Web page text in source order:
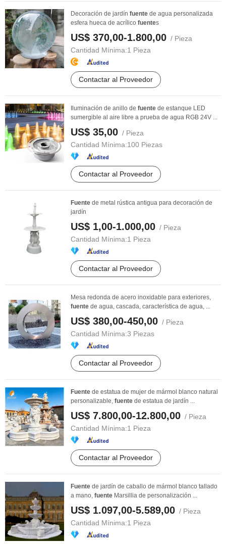
Decoración de jardín fuente de agua personalizada
esfera hueca de acrílico fuentes
US$ 370,00-1.800,00 / Pieza
Cantidad Mínima:1 Pieza
Contactar al Proveedor
Iluminación de anillo de fuente de estanque LED
sumergible al aire libre a prueba de agua RGB 24V ...
US$ 35,00 / Pieza
Cantidad Mínima:100 Piezas
Contactar al Proveedor
Fuente de metal rústica antigua para decoración de
jardín
US$ 1,00-1.000,00 / Pieza
Cantidad Mínima:1 Pieza
Contactar al Proveedor
Mesa redonda de acero inoxidable para exteriores,
fuente de agua, cascada, característica de agua, ...
US$ 380,00-450,00 / Pieza
Cantidad Mínima:3 Piezas
Contactar al Proveedor
Fuente de estatua de mujer de mármol blanco natural
personalizable, fuente de estatua de jardín ...
US$ 7.800,00-12.800,00 / Pieza
Cantidad Mínima:1 Pieza
Contactar al Proveedor
Fuente de jardín de caballo de mármol blanco tallado
a mano, fuente Marsillia de personalización ...
US$ 1.097,00-5.589,00 / Pieza
Cantidad Mínima:1 Pieza